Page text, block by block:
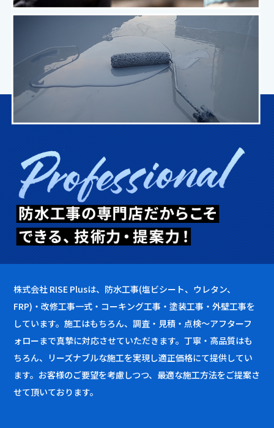
株式会社 RISE Plusは、防水工事(塩ビシート、ウレタン、
FRP)・改修工事一式・コーキング工事・塗装工事・外壁工事を
しています。施工はもちろん、調査・見積・点検～アフターフ
ォローまで真摯に対応させていただきます。丁寧・高品質はも
ちろん、リーズナブルな施工を実現し適正価格にて提供してい
ます。お客様のご要望を考慮しつつ、最適な施工方法をご提案さ
せて頂いております。